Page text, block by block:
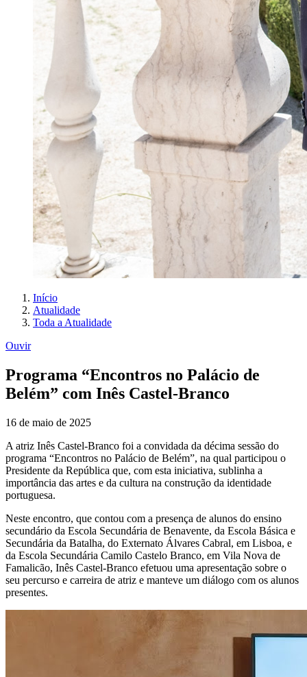
Início
Atualidade
Toda a Atualidade
Ouvir
Programa “Encontros no Palácio de
Belém” com Inês Castel-Branco
16 de maio de 2025
A atriz Inês Castel-Branco foi a convidada da décima sessão do
programa “Encontros no Palácio de Belém”, na qual participou o
Presidente da República que, com esta iniciativa, sublinha a
importância das artes e da cultura na construção da identidade
portuguesa.
Neste encontro, que contou com a presença de alunos do ensino
secundário da Escola Secundária de Benavente, da Escola Básica e
Secundária da Batalha, do Externato Álvares Cabral, em Lisboa, e
da Escola Secundária Camilo Castelo Branco, em Vila Nova de
Famalicão, Inês Castel-Branco efetuou uma apresentação sobre o
seu percurso e carreira de atriz e manteve um diálogo com os alunos
presentes.